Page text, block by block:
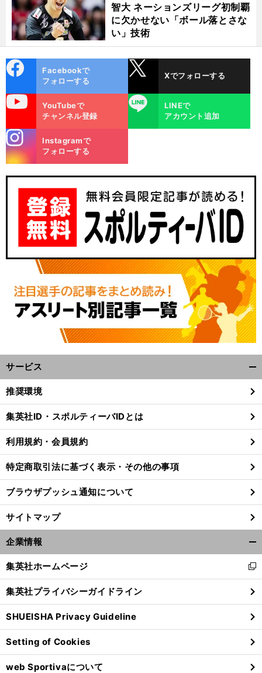
智大 ネーションズリーグ初制覇
に欠かせない「ボール落とさな
い」技術
ok
Facebookで
フォローする
Xでフォローする
YouTubeで
チャンネル登録
LINE
LINEで
アカウント追加
m
Instagramで
フォローする
サービス
閉
る
推奨環境
集英社ID・スポルティーバIDとは
利用規約・会員規約
特定商取引法に基づく表示・その他の事項
ブラウザプッシュ通知について
サイトマップ
企業情報
閉
る
集英社ホームページ
新
し
い
ウ
ィ
ン
ド
ウ
で
集英社プライバシーガイドライン
SHUEISHA Privacy Guideline
Setting of Cookies
web Sportivaについて